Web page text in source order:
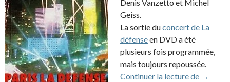
Denis Vanzetto et Michel
Geiss.
La sortie duconcert de La
défenseen DVD a été
plusieurs fois programmée,
mais toujours repoussée.
Continuer la lecture de VHS:
→